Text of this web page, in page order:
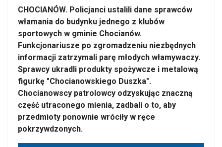
CHOCIANÓW. Policjanci ustalili dane sprawców
włamania do budynku jednego z klubów
sportowych w gminie Chocianów.
Funkcjonariusze po zgromadzeniu niezbędnych
informacji zatrzymali parę młodych włamywaczy.
Sprawcy ukradli produkty spożywcze i metalową
figurkę "Chocianowskiego Duszka".
Chocianowscy patrolowcy odzyskując znaczną
część utraconego mienia, zadbali o to, aby
przedmioty ponownie wróciły w ręce
pokrzywdzonych.